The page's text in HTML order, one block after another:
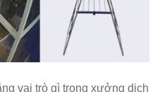
vai trò gì trong xưởng dịch